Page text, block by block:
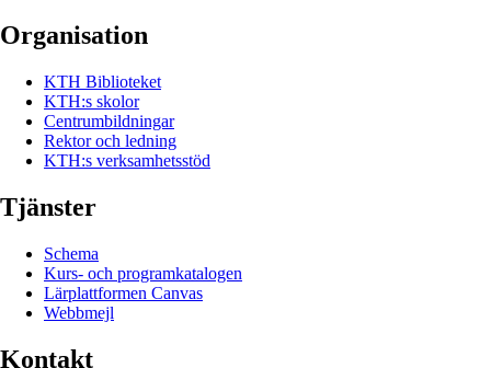
Organisation
KTH Biblioteket
KTH:s skolor
Centrumbildningar
Rektor och ledning
KTH:s verksamhetsstöd
Tjänster
Schema
Kurs- och programkatalogen
Lärplattformen Canvas
Webbmejl
Kontakt